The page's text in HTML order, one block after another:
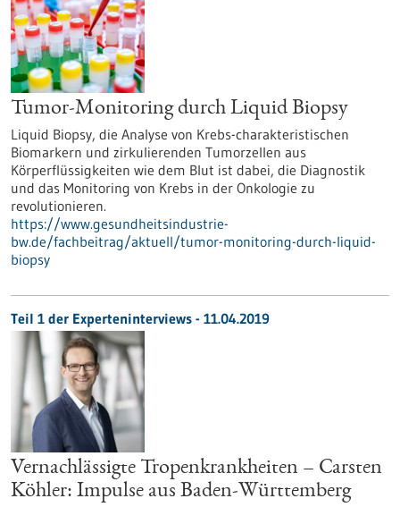
Tumor-Monitoring durch Liquid Biopsy
Liquid Biopsy, die Analyse von Krebs-charakteristischen
Biomarkern und zirkulierenden Tumorzellen aus
Körperflüssigkeiten wie dem Blut ist dabei, die Diagnostik
und das Monitoring von Krebs in der Onkologie zu
revolutionieren.
https://www.gesundheitsindustrie-
bw.de/fachbeitrag/aktuell/tumor-monitoring-durch-liquid-
biopsy
Teil 1 der Experteninterviews - 11.04.2019
Vernachlässigte Tropenkrankheiten – Carsten
Köhler: Impulse aus Baden-Württemberg